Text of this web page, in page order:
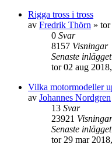
Rigga tross i tross
av Fredrik Thörn » tor
0 Svar
8157 Visningar
Senaste inlägget
tor 02 aug
Vilka motormodeller
av Johannes Nordgren
13 Svar
23921 Visningar
Senaste inlägget
tor 29 mar